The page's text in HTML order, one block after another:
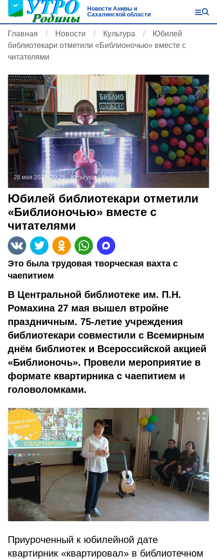
Новости Анивы и
Сахалинской области
Главная Новости Культура
Юбилей
библиотекари отметили «Библионочью» вместе с
читателями
28 мая 2023, 20:25 Культура Фото:
Юбилей библиотекари отметили
«Библионочью» вместе с
читателями
Это была трудовая творческая вахта с
чаепитием
В Центральной библиотеке им. П.Н.
Ромахина 27 мая вышел втройне
праздничным. 75-летие учреждения
библиотекари совместили с Всемирным
днём библиотек и Всероссийской акцией
«Библионочь». Провели мероприятие в
формате квартирника с чаепитием и
головоломками.
Приуроченный к юбилейной дате
квартирник «квартировал» в библиотечном